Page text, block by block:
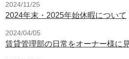
2024/11/25
2024年末・2025年始休暇について
2024/04/05
賃貸管理部の日常をオーナー様に